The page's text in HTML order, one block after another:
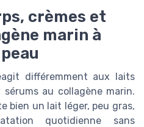
crèmes et
marin à
différemment aux laits
au collagène marin.
bien un lait léger, peu gras,
quotidienne sans